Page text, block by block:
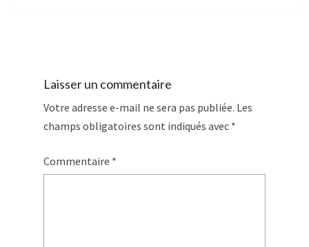
Laisser un commentaire
Votre adresse e-mail ne sera pas publiée. Les
champs obligatoires sont indiqués avec *
Commentaire *